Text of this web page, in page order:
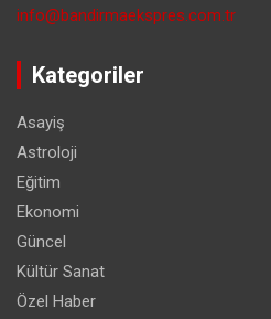
info@bandirmaekspres.com.tr
Kategoriler
Asayiş
Astroloji
Eğitim
Ekonomi
Güncel
Kültür Sanat
Özel Haber